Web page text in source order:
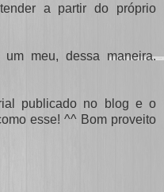
a partir do próprio
meu, dessa maneira.
publicado no blog e o
esse! ^^ Bom proveito